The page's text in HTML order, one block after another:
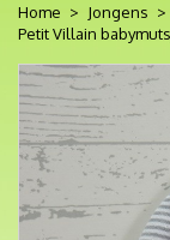
Home Jongens
Petit Villain